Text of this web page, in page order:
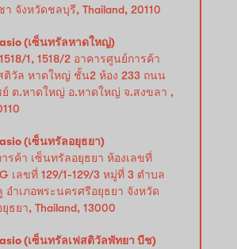
า จังหวัดชลบุรี, Thailand, 20110
(เซ็นทรัลหาดใหญ่)
1, 1518/2 อาคารศูนย์การค้า
ติวัล หาดใหญ่ ชั้น2 ห้อง 233 ถนน
ต.หาดใหญ่ อ.หาดใหญ่ จ.สงขลา ,
(เซ็นทรัลอยุธยา)
รค้า เซ็นทรัลอยุธยา ห้องเลขที่
เลขที่ 129/1-129/3 หมู่ที่ 3 ตำบล
อำเภอพระนครศรีอยุธยา จังหวัด
ธยา, Thailand, 13000
(เซ็นทรัลเฟสติวัลพัทยา บีช)